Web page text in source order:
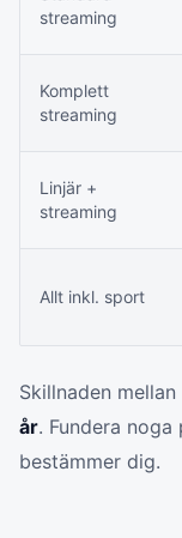
streaming
Komplett
streaming
Linjär +
streaming
Allt inkl. sport
Skillnaden
år. Fundera
bestämmer dig.